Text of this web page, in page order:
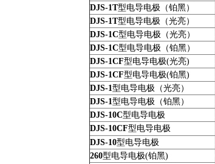
DJS-1T型电导电极（铂黑）
DJS-1T型电导电极（光亮）
DJS-1C型电导电极（光亮）
DJS-1C型电导电极（铂黑）
DJS-1CF型电导电极(光亮)
DJS-1CF型电导电极(铂黑)
DJS-1型电导电极（光亮）
DJS-1型电导电极（铂黑）
DJS-10C型电导电极
DJS-10CF型电导电极
DJS-10型电导电极
260型电导电极(铂黑)